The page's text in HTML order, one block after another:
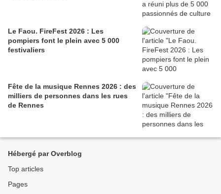
Le Faou. FireFest 2026 : Les
pompiers font le plein avec 5 000
festivaliers
Fête de la musique Rennes 2026 : des
milliers de personnes dans les rues
de Rennes
Hébergé par Overblog
Top articles
Pages